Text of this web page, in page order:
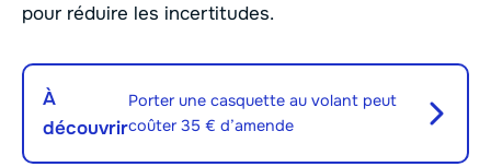
pour réduire les incertitudes.
À
découvrir
Porter une casquette au volant peut
coûter 35 € d’amende